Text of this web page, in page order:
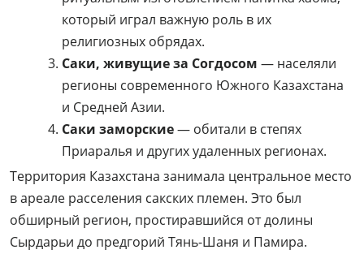
который играл важную роль в их
религиозных обрядах.
Саки, живущие за Согдосом — населяли
регионы современного Южного Казахстана
и Средней Азии.
Саки заморские— обитали в степях
Приаралья и других удаленных регионах.
Территория Казахстана занимала центральное место
в ареале расселения сакских племен. Это был
обширный регион, простиравшийся от долины
Сырдарьи до предгорий Тянь-Шаня и Памира.